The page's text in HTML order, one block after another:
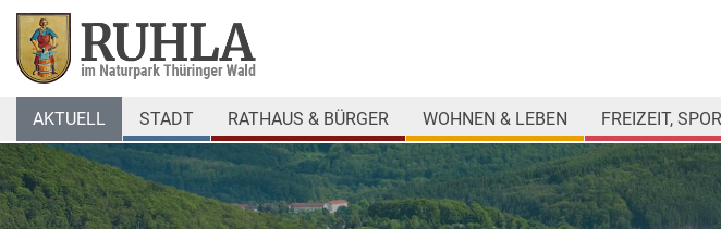
AKTUELL STADT RATHAUS & BÜRGER WOHNEN & LEBEN FREIZEIT,